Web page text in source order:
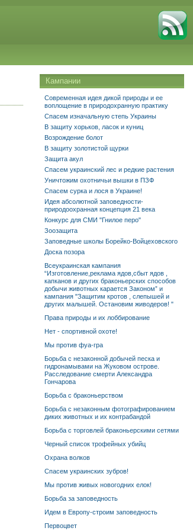
Кампании
Современная идея дикой природы и ее
воплощение в природохранную практику
Спасем изначальную степь Украины
В защиту хорьков, ласок и куниц
Возрождение болот
В защиту золотистой щурки
Защита акул
Спасем украинский лес и редкие растения
Уничтожим охотничьи вышки в ПЗФ
Спасем сурка и лося в Украине!
Идея абсолютной заповедности-
природоохранная концепция 21 века
Конкурс для СМИ "Гнилое перо"
Зоозащита
Заповедные школы Борейко-Войцеховского
Доска позора
Всеукраинская кампания
“Изготовление,реклама ядов,сбыт ядов ,
капканов и других браконьерских способов
добычи животных карается Законом” и
кампания "Защитим кротов , слепышей и
других малышей. Остановим живодеров! "
Права природы и их лоббирование
Нет - спортивной охоте!
Мы против фуа-гра
Борьба с незаконной добычей песка и
гидронамывами на Жуковом острове.
Расследование смерти Александра
Гончарова
Борьба с браконьерством
Борьба с незаконным фотографированием
диких животных и их контрабандой
Борьба с торговлей браконьерскими сетями
Черный список трофейных убийц
Охрана волков
Спасем украинских зубров!
Мы против живых новогодних елок!
Борьба за заповедность
Идем в Европу-строим заповедность
Первоцвет